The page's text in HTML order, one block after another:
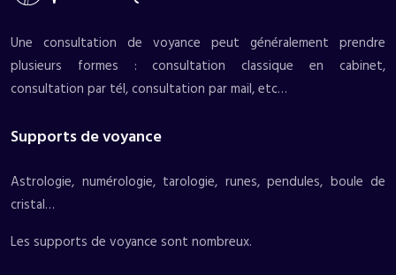
Une consultation de voyance peut généralement prendre
plusieurs formes : consultation classique en cabinet,
consultation par tél, consultation par mail, etc…
Supports de voyance
Astrologie, numérologie, tarologie, runes, pendules, boule de
cristal…
Les supports de voyance sont nombreux.